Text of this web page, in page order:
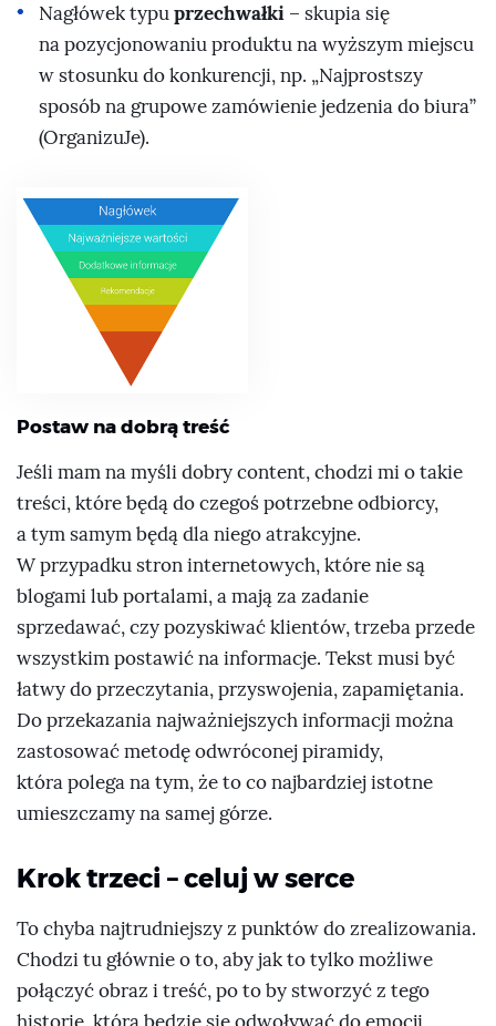
Nagłówek typuprzechwałki – skupia się
na pozycjonowaniu produktu na wyższym miejscu
w stosunku do konkurencji, np.
Najprostszy
sposób na grupowe zamówienie jedzenia do biura
(OrganizuJe).
Postaw na dobrą treść
Jeśli mam na myśli dobry content, chodzi mi o takie
treści, które będą do czegoś potrzebne odbiorcy,
a tym samym będą dla niego atrakcyjne.
W przypadku stron internetowych, które nie są
blogami lub portalami, a mają za zadanie
sprzedawać, czy pozyskiwać klientów, trzeba przede
wszystkim postawić na informacje. Tekst musi być
łatwy do przeczytania, przyswojenia, zapamiętania.
Do przekazania najważniejszych informacji można
zastosować metodę odwróconej piramidy,
która polega na tym, że to co najbardziej istotne
umieszczamy na samej górze.
Krok trzeci – celuj w serce
To chyba najtrudniejszy z punktów do zrealizowania.
Chodzi tu głównie o to, aby jak to tylko możliwe
połączyć obraz i treść, po to by stworzyć z tego